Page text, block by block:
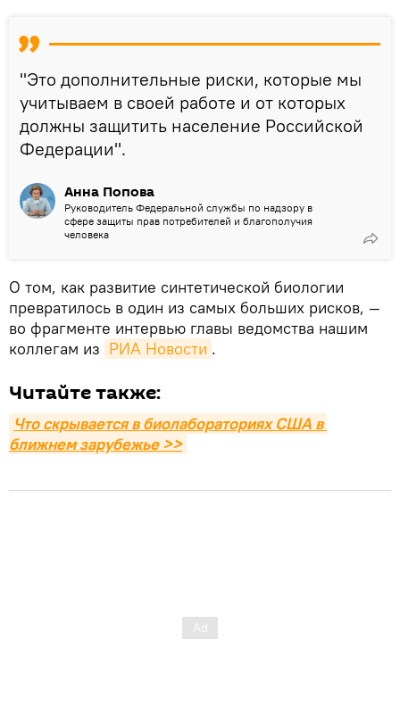
"Это дополнительные риски, которые мы
учитываем в своей работе и от которых
должны защитить население Российской
Федерации".
Анна Попова
Руководитель Федеральной службы по надзору в
сфере защиты прав потребителей и благополучия
человека
О том, как развитие синтетической биологии
превратилось в один из самых больших рисков, —
во фрагменте интервью главы ведомства нашим
коллегам из РИА Новости .
Читайте также:
Что скрывается в биолабораториях США в
ближнем зарубежье >>